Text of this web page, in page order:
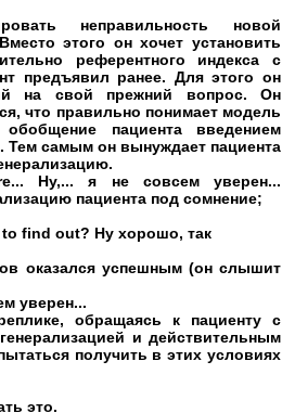
неправильность новой
этого он хочет установить
референтного индекса с
предъявил ранее. Для этого он
на свой прежний вопрос. Он
что правильно понимает модель
пациента введением
Тем самым он вынуждает пациента
Ну,... я не совсем уверен...
пациента под сомнение;
find out? Ну хорошо, так
оказался успешным (он слышит
уверен...
обращаясь к пациенту с
и действительным
получить в этих условиях
это.